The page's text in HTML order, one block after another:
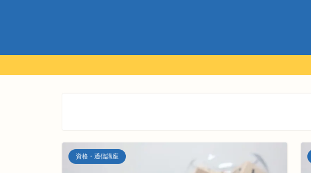
資格・通信講座